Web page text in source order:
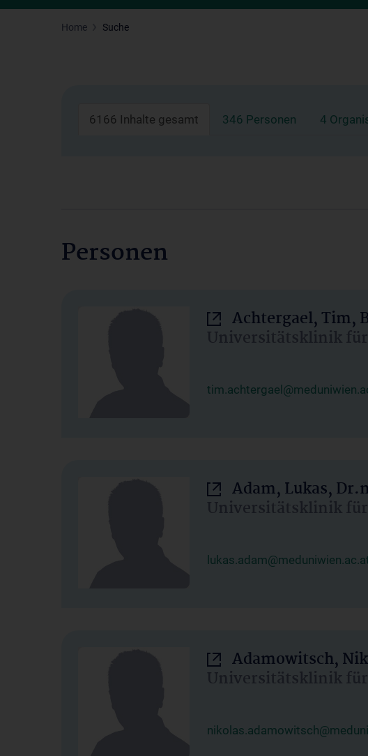
Home Suche
6166 Inhalte gesamt 346 Personen 4
Personen
Achtergael, Tim,
Universitätsklinik
Adam, Lukas,
Universitätsklinik
Adamowitsch,
Universitätsklinik